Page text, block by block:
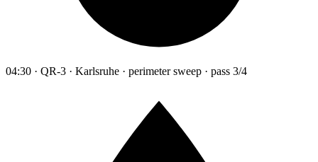
04:30 · QR-3 · Karlsruhe · perimeter sweep · pass 3/4